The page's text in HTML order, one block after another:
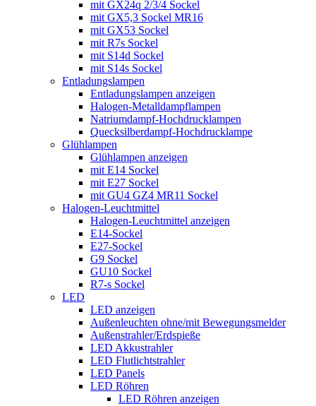
mit GX24q 2/3/4 Sockel
mit GX5,3 Sockel MR16
mit GX53 Sockel
mit R7s Sockel
mit S14d Sockel
mit S14s Sockel
Entladungslampen
Entladungslampen anzeigen
Halogen-Metalldampflampen
Natriumdampf-Hochdrucklampen
Quecksilberdampf-Hochdrucklampe
Glühlampen
Glühlampen anzeigen
mit E14 Sockel
mit E27 Sockel
mit GU4 GZ4 MR11 Sockel
Halogen-Leuchtmittel
Halogen-Leuchtmittel anzeigen
E14-Sockel
E27-Sockel
G9 Sockel
GU10 Sockel
R7-s Sockel
LED
LED anzeigen
Außenleuchten ohne/mit Bewegungsmelder
Außenstrahler/Erdspieße
LED Akkustrahler
LED Flutlichtstrahler
LED Panels
LED Röhren
LED Röhren anzeigen